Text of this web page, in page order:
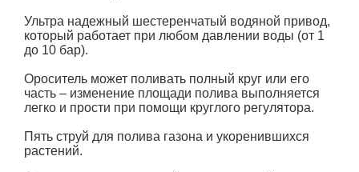
Ультра надежный шестеренчатый водяной привод,
который работает при любом давлении воды (от 1
до 10 бар).
Ороситель может поливать полный круг или его
часть – изменение площади полива выполняется
легко и прости при помощи круглого регулятора.
Пять струй для полива газона и укоренившихся
растений.